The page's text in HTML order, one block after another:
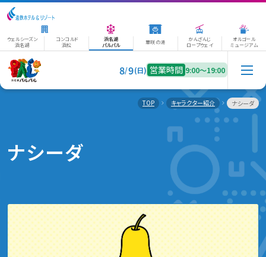
ウェルシーズン
浜名湖
コンコルド
浜松
浜名湖
パルパル
華咲の湯
かんざんじ
ロープウェイ
オルゴール
ミュージアム
8/9(日) 営業時間 9:00〜19:00
TOP キャラクター紹介 ナシーダ
ナシーダ